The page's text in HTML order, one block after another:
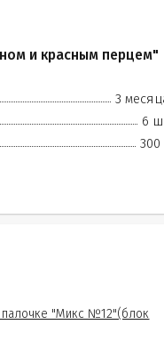
и красным перцем"
3
6
300